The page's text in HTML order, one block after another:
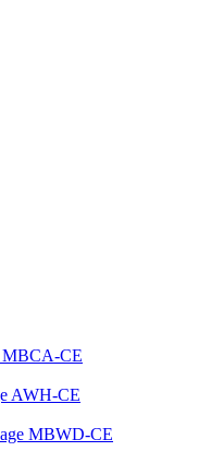
MBCA-CE
AWH-CE
MBWD-CE